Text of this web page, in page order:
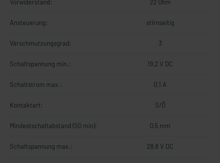
Vorwiderstand: 22 Ohm
Ansteuerung: stirnseitig
Verschmutzungsgrad: 3
Schaltspannung min.: 19,2 V DC
Schaltstrom max.: 0,1 A
Kontaktart: S/Ö
Mindestschaltabstand (S0 min): 0,5 mm
Schaltspannung max.: 28,8 V DC